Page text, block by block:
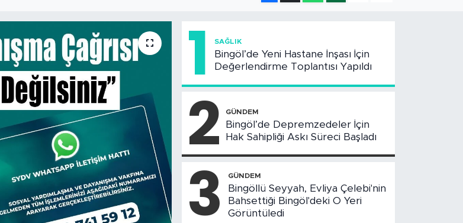
1 SAĞLIK
Bingöl’de Yeni Hastane İnşası İçin
Değerlendirme Toplantısı Yapıldı
2 GÜNDEM
Bingöl’de Depremzedeler İçin
Hak Sahipliği Askı Süreci Başladı
3 GÜNDEM
Bingöllü Seyyah, Evliya Çelebi'nin
Bahsettiği Bingöl'deki O Yeri
Görüntüledi